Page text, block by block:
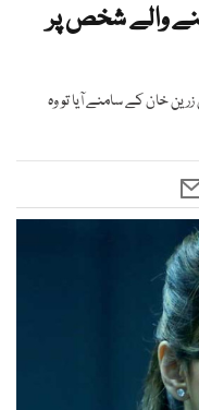
والے شخص پر
خان کے سامنے آیا تو وہ